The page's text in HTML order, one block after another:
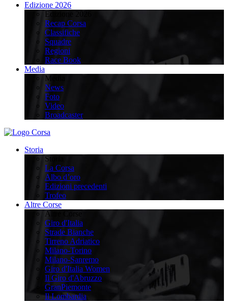
Edizione 2026
Edizione 2026
Recap Corsa
Classifiche
Squadre
Regioni
Race Book
Media
Media
News
Foto
Video
Broadcaster
Storia
Storia
La Corsa
Albo d’oro
Edizioni precedenti
Trofeo
Altre Corse
Altre Corse
Giro d'Italia
Strade Bianche
Tirreno Adriatico
Milano-Torino
Milano-Sanremo
Giro d'Italia Women
Il Giro d'Abruzzo
GranPiemonte
Il Lombardia